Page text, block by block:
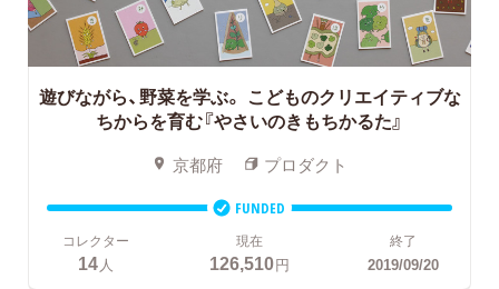
遊びながら、野菜を学ぶ。 こどものクリエイティブな
ちからを育む『やさいのきもちかるた』
京都府 プロダクト
FUNDED
コレクター
14人
現在
126,510円
終了
2019/09/20